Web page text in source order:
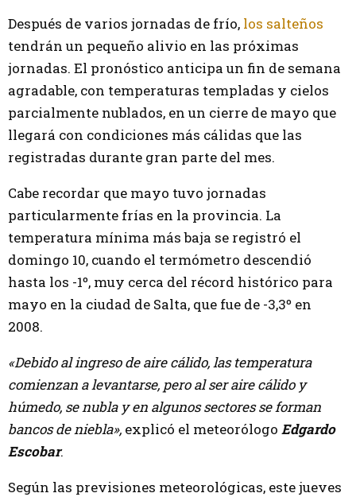
Después de varios jornadas de frío, los salteños
tendrán un pequeño alivio en las próximas
jornadas. El pronóstico anticipa un fin de semana
agradable, con temperaturas templadas y cielos
parcialmente nublados, en un cierre de mayo que
llegará con condiciones más cálidas que las
registradas durante gran parte del mes.
Cabe recordar que mayo tuvo jornadas
particularmente frías en la provincia. La
temperatura mínima más baja se registró el
domingo 10, cuando el termómetro descendió
hasta los -1º, muy cerca del récord histórico para
mayo en la ciudad de Salta, que fue de -3,3º en
2008.
«Debido al ingreso de aire cálido, las temperatura
comienzan a levantarse, pero al ser aire cálido y
húmedo, se nubla y en algunos sectores se forman
bancos de niebla», explicó el meteorólogo Edgardo
Escobar.
Según las previsiones meteorológicas, este jueves